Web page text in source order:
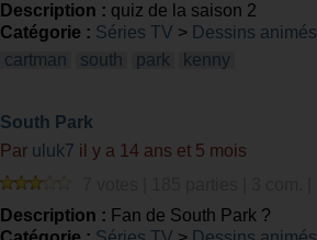
Description : quiz de la saison 2
Catégorie : Séries TV > Dessins animés
cartman
south park kenny
South Park
Par uluk7 il y a 14 ans et 5 mois
Description : Fan de South Park ?